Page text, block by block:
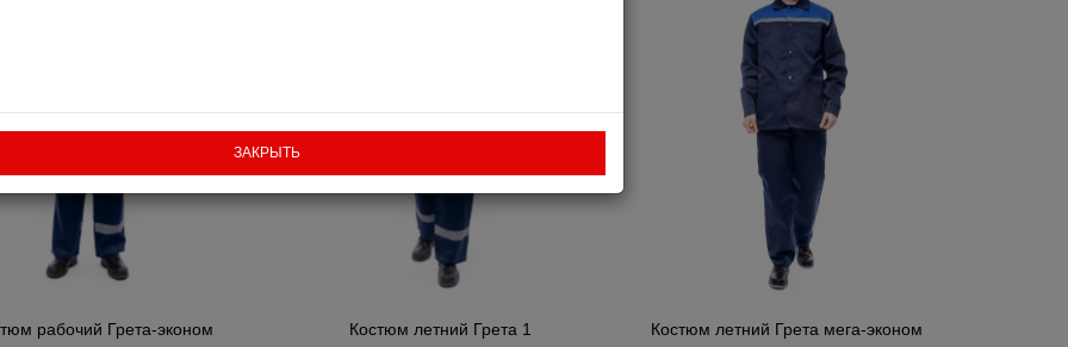
ЗАКРЫТЬ
рабочий Грета-эконом Костюм летний Грета 1 Костюм летний Грета мега-эконом